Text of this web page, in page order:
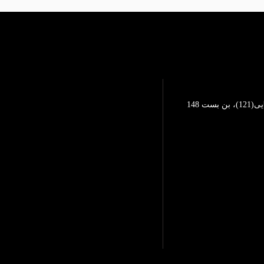
تهرانپارس، خیابان محمد رضایی(121)، بن بست 148